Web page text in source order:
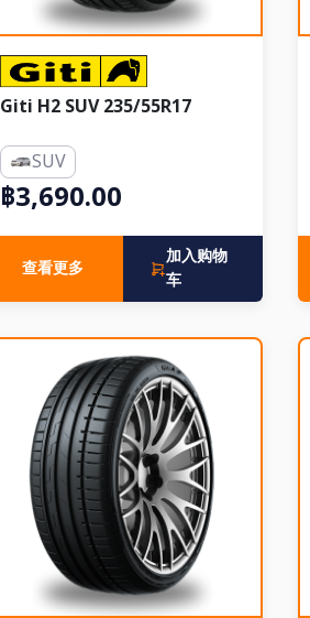
Giti H2 SUV 235/55R17
SUV
฿3,690.00
查看更多
加入购物
车